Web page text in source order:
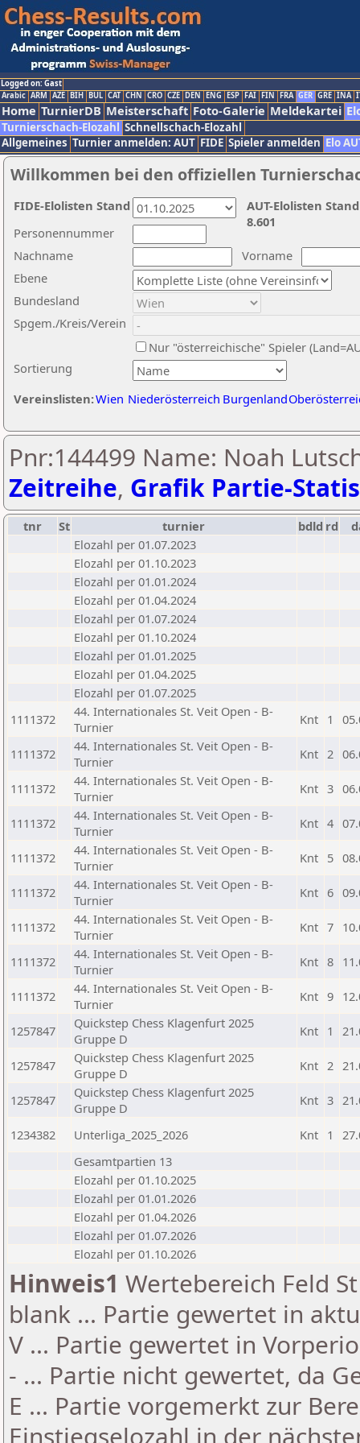
Logged on: Gast
Arabic ARM AZE BIH BUL CAT CHN CRO CZE DEN ENG ESP FAI FIN FRA GER GRE INA
Home TurnierDB Meisterschaft Foto-Galerie Meldekartei
Turnierschach-Elozahl Schnellschach-Elozahl
Allgemeines Turnier anmelden: AUT FIDE Spieler anmelden Elo
Willkommen bei den offiziellen
Nachname
Vorname
Ebene
Sortierung
Personennummer
Bundesland
Spgem./Kreis/Verein
Nur "österreichische" Spieler
Vereinslisten:Wien Niederösterreich Burgenland
AUT-Elolisten
8.601
FIDE-Elolisten Stand
Pnr:144499 Name: Noah
Zeitreihe, Grafik Partie-
tnr St turnier bdld rd
Elozahl per 01.07.2023
Elozahl per 01.10.2023
Elozahl per 01.01.2024
Elozahl per 01.04.2024
Elozahl per 01.07.2024
Elozahl per 01.10.2024
Elozahl per 01.01.2025
Elozahl per 01.04.2025
Elozahl per 01.07.2025
1111372
44. Internationales St. Veit Open - B-
Turnier
Knt 1
1111372
44. Internationales St. Veit Open - B-
Turnier
Knt 2
1111372
44. Internationales St. Veit Open - B-
Turnier
Knt 3
1111372
44. Internationales St. Veit Open - B-
Turnier
Knt 4
1111372
44. Internationales St. Veit Open - B-
Turnier
Knt 5
1111372
44. Internationales St. Veit Open - B-
Turnier
Knt 6
1111372
44. Internationales St. Veit Open - B-
Turnier
Knt 7
1111372
44. Internationales St. Veit Open - B-
Turnier
Knt 8
1111372
44. Internationales St. Veit Open - B-
Turnier
Knt 9
1257847
Quickstep Chess Klagenfurt 2025
Gruppe D
Knt 1
1257847
Quickstep Chess Klagenfurt 2025
Gruppe D
Knt 2
1257847
Quickstep Chess Klagenfurt 2025
Gruppe D
Knt 3
1234382 Unterliga_2025_2026 Knt 1
Gesamtpartien 13
Elozahl per 01.10.2025
Elozahl per 01.01.2026
Elozahl per 01.04.2026
Elozahl per 01.07.2026
Elozahl per 01.10.2026
Hinweis1 Wertebereich Feld
blank ... Partie gewertet in
V ... Partie gewertet in
- ... Partie nicht gewertet, da
E ... Partie vorgemerkt zur
Einstiegselozahl in der